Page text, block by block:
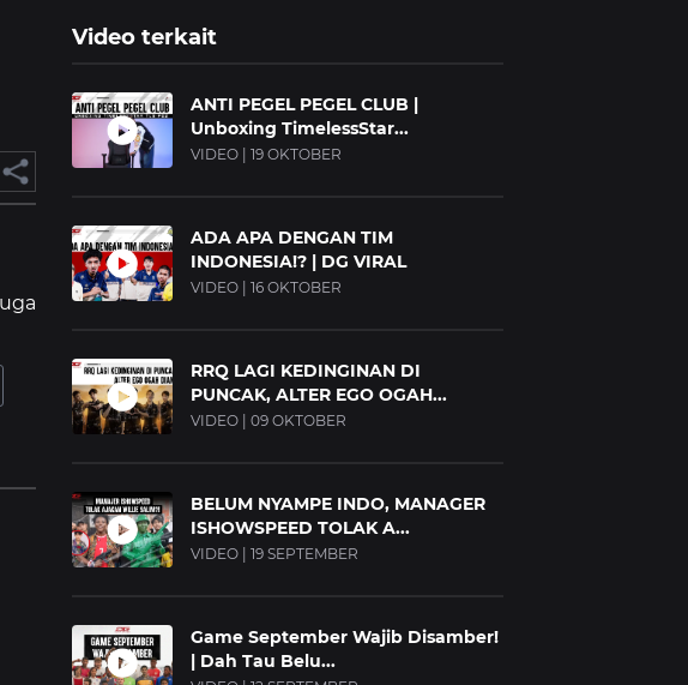
Video terkait
ANTI PEGEL PEGEL CLUB |
Unboxing TimelessStar...
VIDEO | 19 OKTOBER
ADA APA DENGAN TIM
INDONESIA!? | DG VIRAL
VIDEO | 16 OKTOBER
RRQ LAGI KEDINGINAN DI
PUNCAK, ALTER EGO OGAH...
VIDEO | 09 OKTOBER
BELUM NYAMPE INDO, MANAGER
ISHOWSPEED TOLAK A...
VIDEO | 19 SEPTEMBER
Game September Wajib Disamber!
| Dah Tau Belu...